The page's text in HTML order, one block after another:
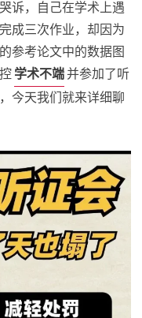
诉，自己在学术上遇
成三次作业，却因为
参考论文中的数据图
学术不端并参加了听
今天我们就来详细聊